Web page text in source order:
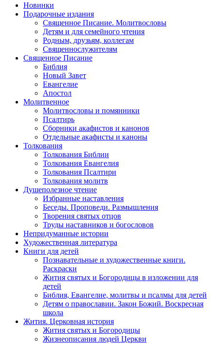
Новинки
Подарочные издания
Священное Писание. Молитвословы
Детям и для семейного чтения
Родным, друзьям, коллегам
Священнослужителям
Священное Писание
Библия
Новый Завет
Евангелие
Апостол
Молитвенное
Молитвословы и помянники
Псалтирь
Сборники акафистов и канонов
Отдельные акафисты и каноны
Толкования
Толкования Библии
Толкования Евангелия
Толкования Псалтири
Толкования молитв
Душеполезное чтение
Избранные наставления
Беседы. Проповеди. Размышления
Творения святых отцов
Труды наставников и богословов
Непридуманные истории
Художественная литература
Книги для детей
Познавательные и художественные книги.
Раскраски
Жития святых и Богородицы в изложении для
детей
Библия, Евангелие, молитвы и псалмы для детей
Детям о православии. Закон Божий. Воскресная
школа
Жития. Церковная история
Жития святых и Богородицы
Жизнеописания людей Церкви